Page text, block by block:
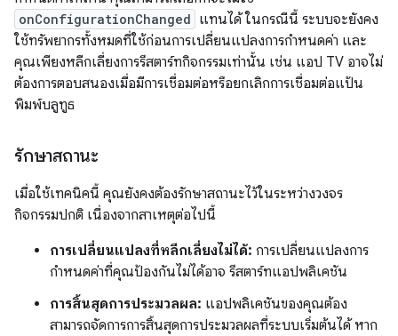
onConfigurationChanged แทนได้ ในกรณีนี้ ระบบจะยังคง
ใช้ทรัพยากรทั้งหมดที่ใช้ก่อนการเปลี่ยนแปลงการกำหนดค่า และ
คุณเพียงหลีกเลี่ยงการรีสตาร์ทกิจกรรมเท่านั้น เช่น แอป TV อาจไม่
ต้องการตอบสนองเมื่อมีการเชื่อมต่อหรือยกเลิกการเชื่อมต่อแป้น
พิมพ์บลูทูธ
รักษาสถานะ
เมื่อใช้เทคนิคนี้ คุณยังคงต้องรักษาสถานะไว้ในระหว่างวงจร
กิจกรรมปกติ เนื่องจากสาเหตุต่อไปนี้
การเปลี่ยนแปลงที่หลีกเลี่ยงไม่ได้: การเปลี่ยนแปลงการ
กำหนดค่าที่คุณป้องกันไม่ได้อาจ รีสตาร์ทแอปพลิเคชัน
การสิ้นสุดการประมวลผล: แอปพลิเคชันของคุณต้อง
สามารถจัดการการสิ้นสุดการประมวลผลที่ระบบเริ่มต้นได้ หาก